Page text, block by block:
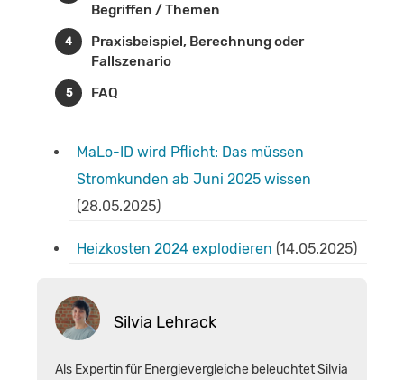
Begriffen / Themen
Praxisbeispiel, Berechnung oder
Fallszenario
FAQ
MaLo-ID wird Pflicht: Das müssen
Stromkunden ab Juni 2025 wissen
(28.05.2025)
Heizkosten 2024 explodieren (14.05.2025)
Silvia Lehrack
Als Expertin für Energievergleiche beleuchtet Silvia